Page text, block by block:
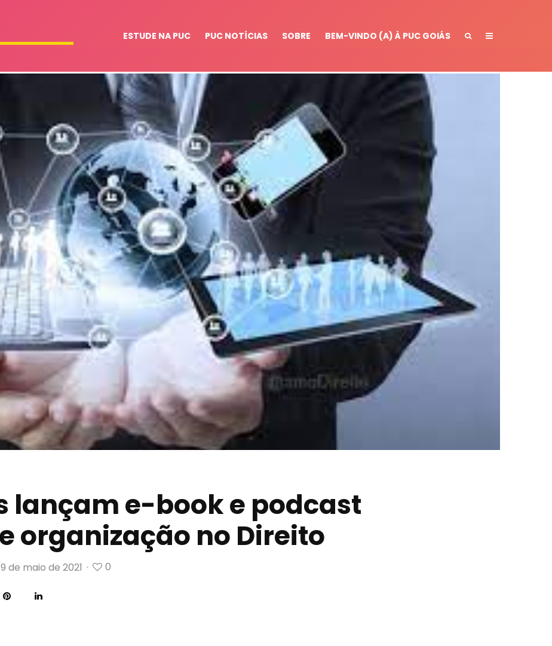
ESTUDE NA PUC PUC NOTÍCIAS SOBRE BEM-VINDO (A) À PUC GOIÁS
lançam e-book e podcast
organização no Direito
de maio de 2021 · 0